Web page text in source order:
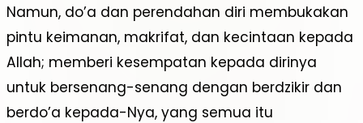
Namun, do’a dan perendahan diri membukakan
pintu keimanan, makrifat, dan kecintaan kepada
Allah; memberi kesempatan kepada dirinya
untuk bersenang-senang dengan berdzikir dan
berdo’a kepada-Nya, yang semua itu